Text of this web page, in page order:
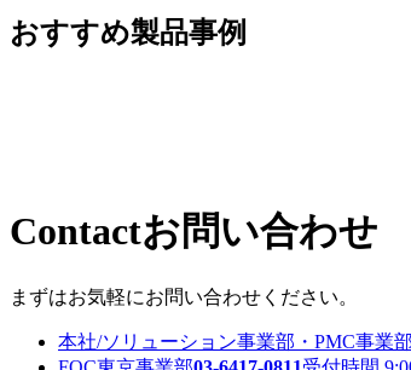
おすすめ製品事例
Contactお問い合わせ
まずはお気軽にお問い合わせください。
本社/ソリューション事業部・PMC事業部